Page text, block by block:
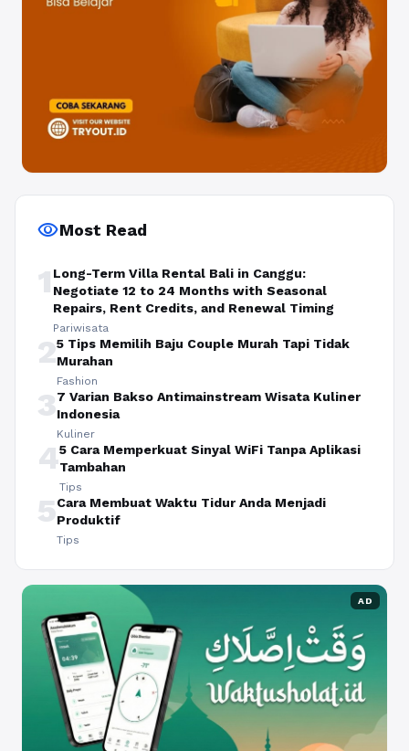
visibilityMost Read
1 Long-Term Villa Rental Bali in Canggu:
Negotiate 12 to 24 Months with Seasonal
Repairs, Rent Credits, and Renewal Timing
Pariwisata
25 Tips Memilih Baju Couple Murah Tapi Tidak
Murahan
Fashion
37 Varian Bakso Antimainstream Wisata Kuliner
Indonesia
Kuliner
45 Cara Memperkuat Sinyal WiFi Tanpa Aplikasi
Tambahan
Tips
5Cara Membuat Waktu Tidur Anda Menjadi
Produktif
Tips
AD